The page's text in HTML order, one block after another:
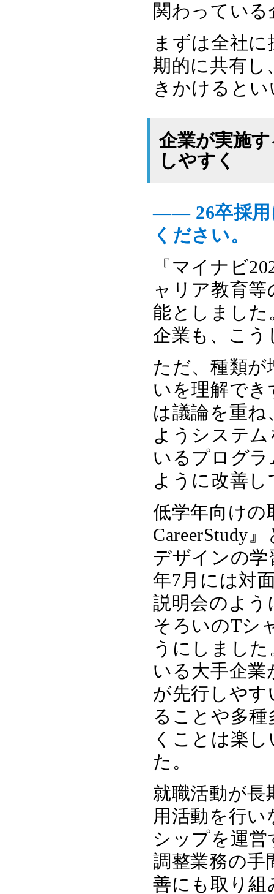
関わってい
まずは全社
期的に共有し
きかけると
企業が実施
しやすく
―― 26卒採用
ください。
『マイナビ
ャリア教育
能としまし
企業も、こ
ただ、種類
いを理解で
は議論を重
ようシステ
いるプログ
ように改善
低学年向けの
CareerStudy
デザインの学
年7月には対
説明会のよ
そろいのTシ
うにしまし
いる大手企業
が先行しや
ることや多
くことは楽
た。
就職活動が長
用活動を行
シップを運
調整業務の手
善にも取り組